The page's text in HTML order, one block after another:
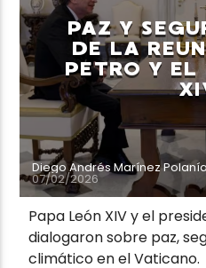
PAZ Y
DE LA
PETRO Y EL
Diego Andrés Marínez
07/02/2026
Papa León XIV y el
dialogaron sobre paz,
climático en el Vaticano.